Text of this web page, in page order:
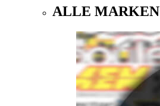
ALLE MARKEN